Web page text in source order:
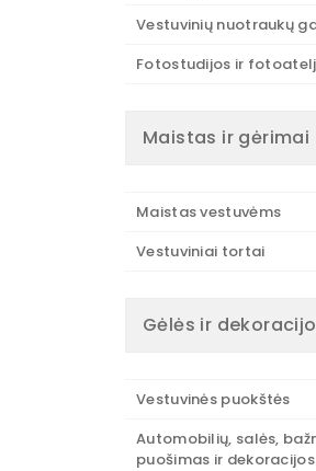
Vestuvinių nuotraukų
Fotostudijos ir
Maistas ir gėrimai
Maistas vestuvėms
Vestuviniai tortai
Gėlės ir
Vestuvinės puokštės
Automobilių, salės,
puošimas ir dekoracijos